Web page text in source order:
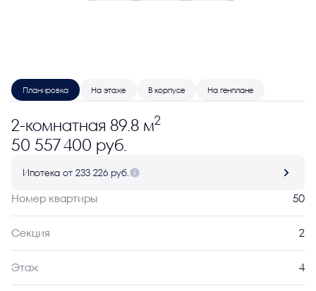
Планировка На этаже В корпусе На генплане
2-комнатная 89.8 м2
50 557 400 руб.
Ипотека от 233 226 руб.
Номер квартиры 50
Секция 2
Этаж 4